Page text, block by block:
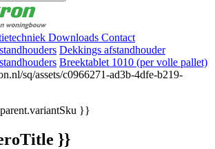
Downloads Contact
Dekkings afstandhouder
Breektablet 1010 (per volle pallet)
}}
}}